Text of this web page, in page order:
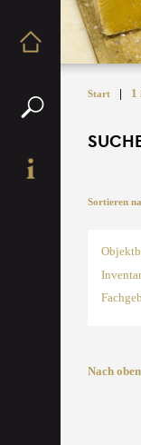
Start | 1
Sortieren
Nach oben